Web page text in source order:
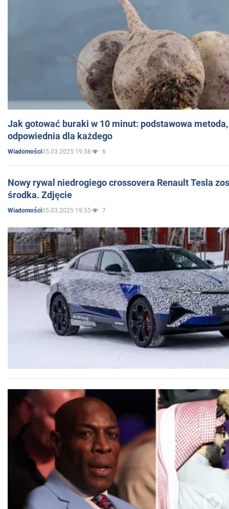
Jak gotować buraki w 10 minut: podstawowa
odpowiednia dla każdego
Wiadomości05.03.2025 19:58 6
Nowy rywal niedrogiego crossovera Renault Tesla
środka. Zdjęcie
Wiadomości05.03.2025 19:55 7